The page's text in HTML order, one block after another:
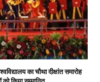
का चौथा दीक्षांत समारोह